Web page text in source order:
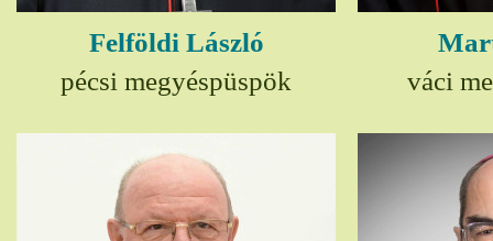
Felföldi László
pécsi megyéspüspök
váci